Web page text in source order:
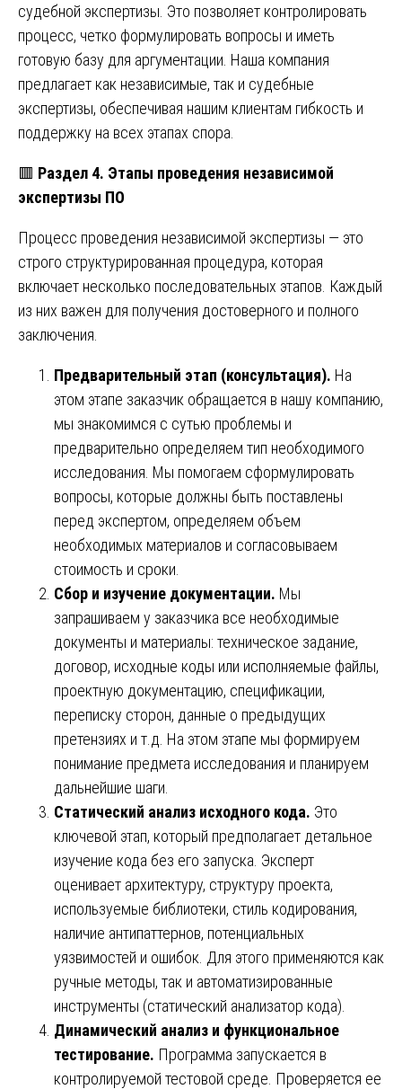
судебной экспертизы. Это позволяет контролировать
процесс, четко формулировать вопросы и иметь
готовую базу для аргументации. Наша компания
предлагает как независимые, так и судебные
экспертизы, обеспечивая нашим клиентам гибкость и
поддержку на всех этапах спора.
🟥 Раздел 4. Этапы проведения независимой
экспертизы ПО
Процесс проведения независимой экспертизы — это
строго структурированная процедура, которая
включает несколько последовательных этапов. Каждый
из них важен для получения достоверного и полного
заключения.
Предварительный этап (консультация). На
этом этапе заказчик обращается в нашу компанию,
мы знакомимся с сутью проблемы и
предварительно определяем тип необходимого
исследования. Мы помогаем сформулировать
вопросы, которые должны быть поставлены
перед экспертом, определяем объем
необходимых материалов и согласовываем
стоимость и сроки.
Сбор и изучение документации. Мы
запрашиваем у заказчика все необходимые
документы и материалы: техническое задание,
договор, исходные коды или исполняемые файлы,
проектную документацию, спецификации,
переписку сторон, данные о предыдущих
претензиях и т.д. На этом этапе мы формируем
понимание предмета исследования и планируем
дальнейшие шаги.
Статический анализ исходного кода. Это
ключевой этап, который предполагает детальное
изучение кода без его запуска. Эксперт
оценивает архитектуру, структуру проекта,
используемые библиотеки, стиль кодирования,
наличие антипаттернов, потенциальных
уязвимостей и ошибок. Для этого применяются как
ручные методы, так и автоматизированные
инструменты (статический анализатор кода).
Динамический анализ и функциональное
тестирование. Программа запускается в
контролируемой тестовой среде. Проверяется ее